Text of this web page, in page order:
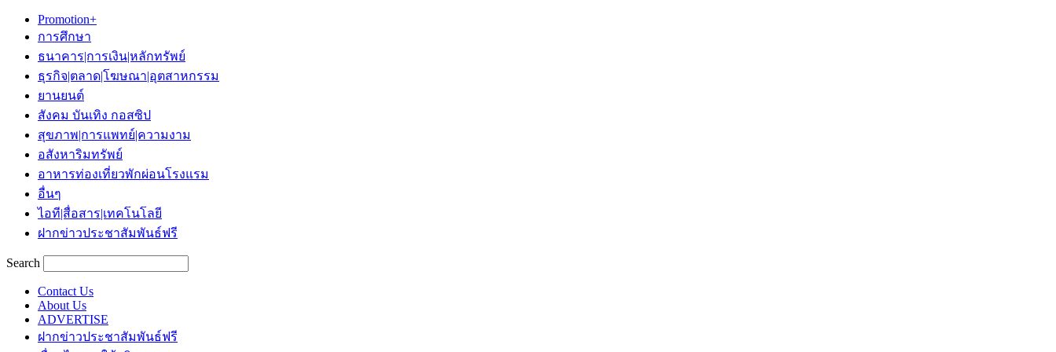
Promotion+
การศึกษา
ธนาคาร|การเงิน|หลักทรัพย์
ธุรกิจ|ตลาด|โฆษณา|อุตสาหกรรม
ยานยนต์
สังคม บันเทิง กอสซิป
สุขภาพ|การแพทย์|ความงาม
อสังหาริมทรัพย์
อาหารท่องเที่ยวพักผ่อนโรงแรม
อื่นๆ
ไอที|สื่อสาร|เทคโนโลยี
ฝากข่าวประชาสัมพันธ์ฟรี
Search
Contact Us
About Us
ADVERTISE
ฝากข่าวประชาสัมพันธ์ฟรี